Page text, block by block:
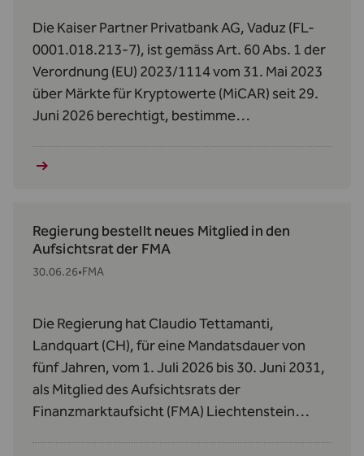
Die Kaiser Partner Privatbank AG, Vaduz (FL-
0001.018.213-7), ist gemäss Art. 60 Abs. 1 der
Verordnung (EU) 2023/1114 vom 31. Mai 2023
über Märkte für Kryptowerte (MiCAR) seit 29.
Juni 2026 berechtigt, bestimme
Regierung bestellt neues Mitglied in den
Aufsichtsrat der FMA
30.06.26•FMA
Die Regierung hat Claudio Tettamanti,
Landquart (CH), für eine Mandatsdauer von
fünf Jahren, vom 1. Juli 2026 bis 30. Juni 2031,
als Mitglied des Aufsichtsrats der
Finanzmarktaufsicht (FMA) Liechtenstein